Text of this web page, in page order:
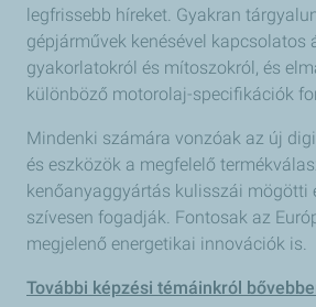
legfrissebb híreket. Gyakran
gépjárművek kenésével kapcsolatos
gyakorlatokról és mítoszokról, és
különböző motorolaj-specifikációk
Mindenki számára vonzóak az új
és eszközök a megfelelő
kenőanyaggyártás kulisszái mögötti
szívesen fogadják. Fontosak az
megjelenő energetikai innovációk is.
További képzési témáinkról